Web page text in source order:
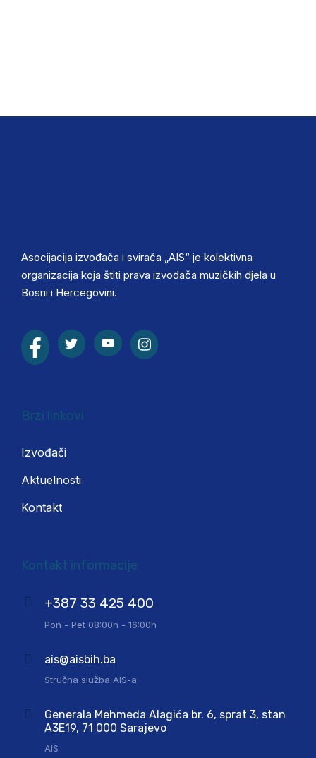
Asocijacija izvođača i svirača „AIS“ je kolektivna
organizacija koja štiti prava izvođača muzičkih djela u
Bosni i Hercegovini.
Brzi linkovi
Izvođači
Aktuelnosti
Kontakt
Kontakt informacije
+387 33 425 400
Pon - Pet 08:00h - 16:00h
ais@aisbih.ba
Stručna služba AIS-a
Generala Mehmeda Alagića br. 6, sprat 3, stan
A3E19, 71 000 Sarajevo
AIS